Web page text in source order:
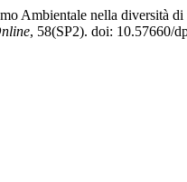
Ambientale nella diversità
, 58(SP2). doi: 10.57660/